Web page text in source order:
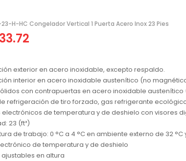
23-H-HC Congelador Vertical 1 Puerta Acero Inox 23 Pies
exterior en acero inoxidable, excepto respaldo.
interior en acero inoxidable austenítico (no
con contrapuertas en acero inoxidable
refrigeración de tiro forzado, gas refrigerante
electrónicos de temperatura y de deshielo con visores
23 (ft³)
de trabajo: 0 °C a 4 °C en ambiente externo de 32 °C
de temperatura y de deshielo
ajustables en altura